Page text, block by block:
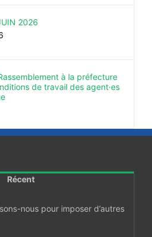
2026
à la préfecture
de travail des agent·es
Récent
nous pour imposer d’autres